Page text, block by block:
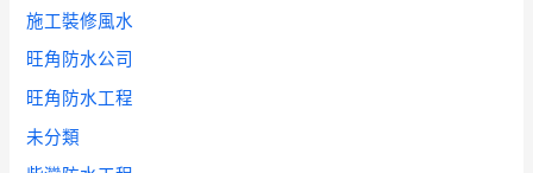
施工裝修風水
旺角防水公司
旺角防水工程
未分類